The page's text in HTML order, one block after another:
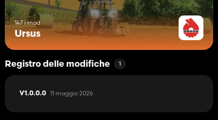
147 i mod
Ursus
Registro delle modifiche 1
V1.0.0.0 11 maggio 2026